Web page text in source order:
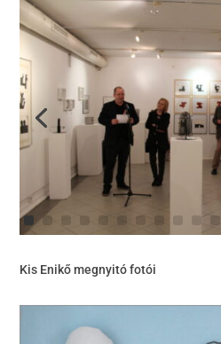
Kis Enikő megnyitó fotói